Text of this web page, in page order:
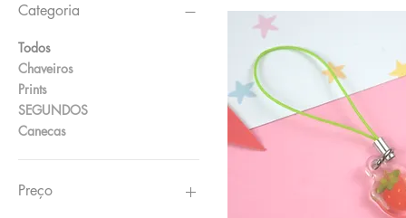
Categoria
Todos
Chaveiros
Prints
SEGUNDOS
Canecas
Preço